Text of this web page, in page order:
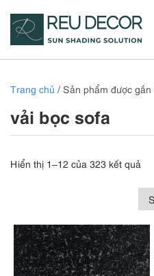
Trang chủ / Sản phẩm được gắn
vải bọc sofa
Hiển thị 1–12 của 323 kết quả
giá: